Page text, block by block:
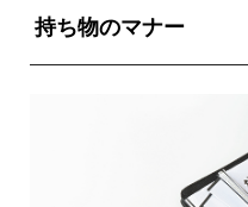
持ち物のマナー